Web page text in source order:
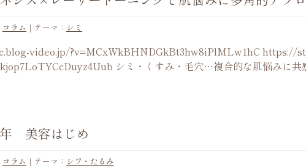
コラム ｜テーマ： シミ
video.jp/?v=MCxWkBHNDGkBt3hw8iPlMLw1hC https://
シミ・くすみ・毛穴…複合的な肌悩みに共
美容はじめ
コラム ｜テーマ： シワ・たるみ